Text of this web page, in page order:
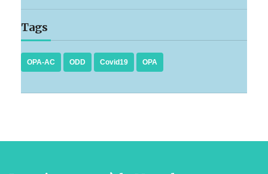
Tags
OPA-AC ODD Covid19 OPA